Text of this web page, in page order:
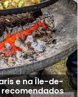
e na Île-de-
recomendados